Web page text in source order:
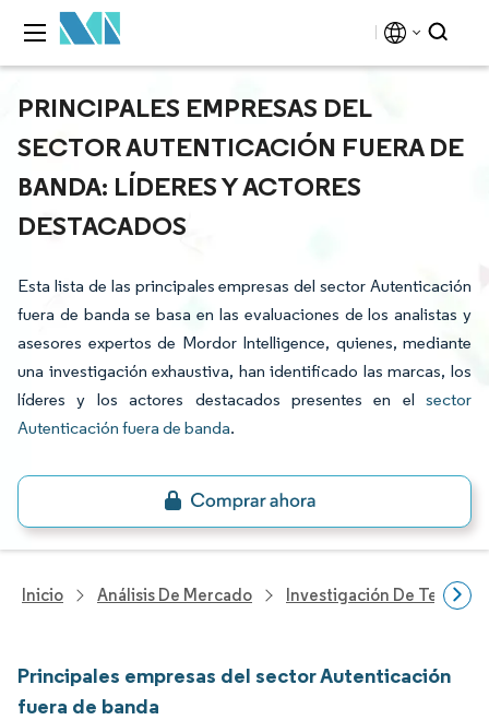
PRINCIPALES EMPRESAS DEL
SECTOR AUTENTICACIÓN FUERA DE
BANDA: LÍDERES Y ACTORES
DESTACADOS
Esta lista de las principales empresas del sector Autenticación
fuera de banda se basa en las evaluaciones de los analistas y
asesores expertos de Mordor Intelligence, quienes, mediante
una investigación exhaustiva, han identificado las marcas, los
líderes y los actores destacados presentes en el sector
Autenticación fuera de banda.
Inicio Análisis De Mercado Investigación De
Principales empresas del sector Autenticación
fuera de banda